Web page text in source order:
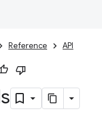
Reference API